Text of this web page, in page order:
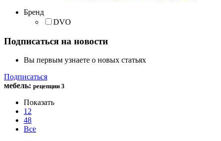
Бренд
DVO
Подписаться на новости
Вы первым узнаете о новых статьях
Подписаться
мебель: рецепции 3
Показать
12
48
Все